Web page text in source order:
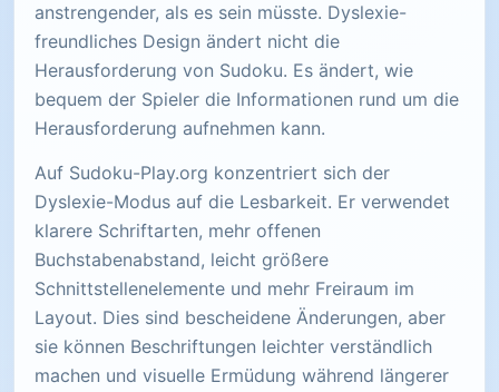
anstrengender, als es sein müsste. Dyslexie-
freundliches Design ändert nicht die
Herausforderung von Sudoku. Es ändert, wie
bequem der Spieler die Informationen rund um die
Herausforderung aufnehmen kann.
Auf Sudoku-Play.org konzentriert sich der
Dyslexie-Modus auf die Lesbarkeit. Er verwendet
klarere Schriftarten, mehr offenen
Buchstabenabstand, leicht größere
Schnittstellenelemente und mehr Freiraum im
Layout. Dies sind bescheidene Änderungen, aber
sie können Beschriftungen leichter verständlich
machen und visuelle Ermüdung während längerer